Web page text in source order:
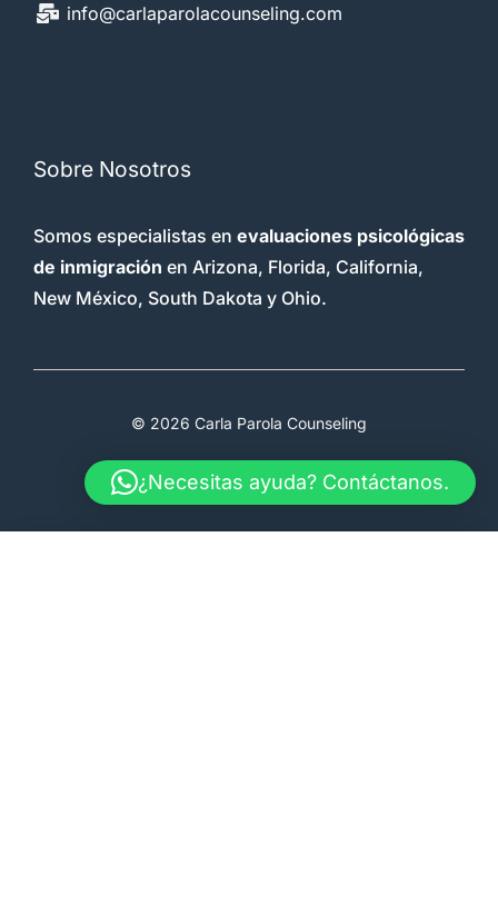
info@carlaparolacounseling.com
Sobre Nosotros
Somos especialistas en evaluaciones psicológicas
de inmigración en Arizona, Florida, California,
New México, South Dakota y Ohio.
© 2026 Carla Parola Counseling
Terms & Conditions Faq Therapy
¿Necesitas ayuda? Contáctanos.